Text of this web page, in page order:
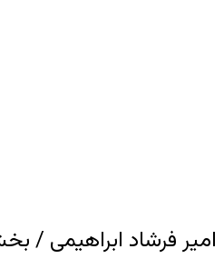
امیر فرشاد ابراهیمی /